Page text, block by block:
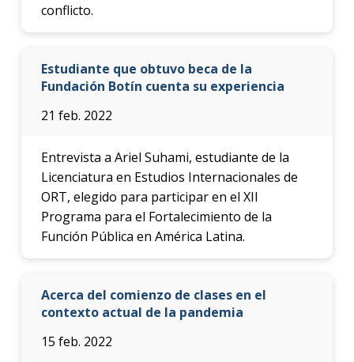
conflicto.
Estudiante que obtuvo beca de la
Fundación Botín cuenta su experiencia
21 feb. 2022
Entrevista a Ariel Suhami, estudiante de la
Licenciatura en Estudios Internacionales de
ORT, elegido para participar en el XII
Programa para el Fortalecimiento de la
Función Pública en América Latina.
Acerca del comienzo de clases en el
contexto actual de la pandemia
15 feb. 2022